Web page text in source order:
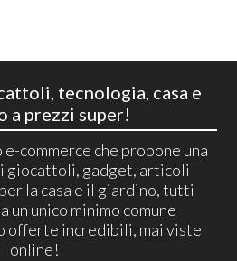
tecnologia, casa e
a prezzi super!
e-commerce che propone una
giocattoli, gadget, articoli
la casa e il giardino, tutti
un unico minimo comune
offerte incredibili, mai viste
online!